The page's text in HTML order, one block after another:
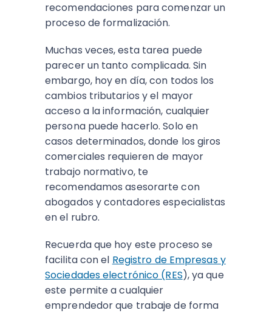
recomendaciones para comenzar un
proceso de formalización.
Muchas veces, esta tarea puede
parecer un tanto complicada. Sin
embargo, hoy en día, con todos los
cambios tributarios y el mayor
acceso a la información, cualquier
persona puede hacerlo. Solo en
casos determinados, donde los giros
comerciales requieren de mayor
trabajo normativo, te
recomendamos asesorarte con
abogados y contadores especialistas
en el rubro.
Recuerda que hoy este proceso se
facilita con el Registro de Empresas y
Sociedades electrónico (RES), ya que
este permite a cualquier
emprendedor que trabaje de forma